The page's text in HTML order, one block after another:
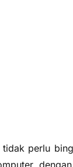
perlu